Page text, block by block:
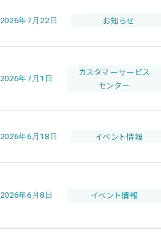
2026年7月22日 お知らせ
2026年7月1日
カスタマーサービス
センター
2026年6月18日 イベント情報
2026年6月8日 イベント情報